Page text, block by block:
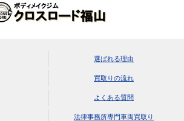
選ばれる理由
買取りの流れ
よくある質問
法律事務所専門車両買取り